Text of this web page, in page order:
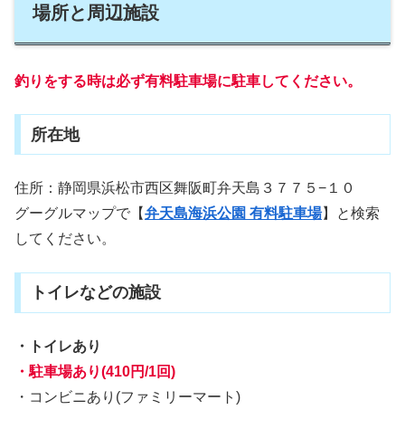
場所と周辺施設
釣りをする時は必ず有料駐車場に駐車してください。
所在地
住所：静岡県浜松市西区舞阪町弁天島３７７５−１０
グーグルマップで【弁天島海浜公園 有料駐車場】と検索
してください。
トイレなどの施設
・トイレあり
・駐車場あり(410円/1回)
・コンビニあり(ファミリーマート)